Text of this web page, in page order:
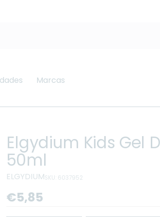
Marcas
Elgydium Kids Gel
50ml
ELGYDIUMSKU: 6037952
Preço
€5,85